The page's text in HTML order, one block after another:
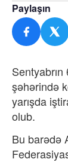
Paylaşın
şəhərində
yarışda
olub.
Bu barədə